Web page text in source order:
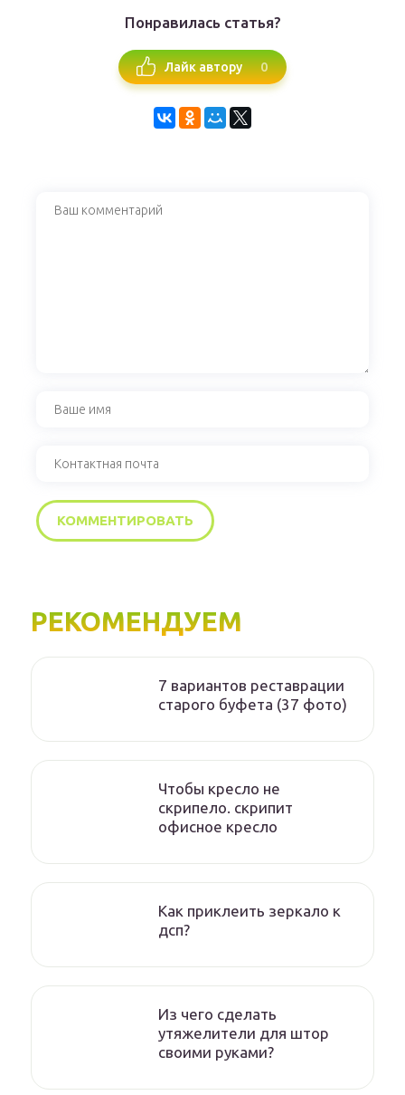
Понравилась статья?
Лайк автору 0
РЕКОМЕНДУЕМ
7 вариантов реставрации
старого буфета (37 фото)
Чтобы кресло не
скрипело. скрипит
офисное кресло
Как приклеить зеркало к
дсп?
Из чего сделать
утяжелители для штор
своими руками?